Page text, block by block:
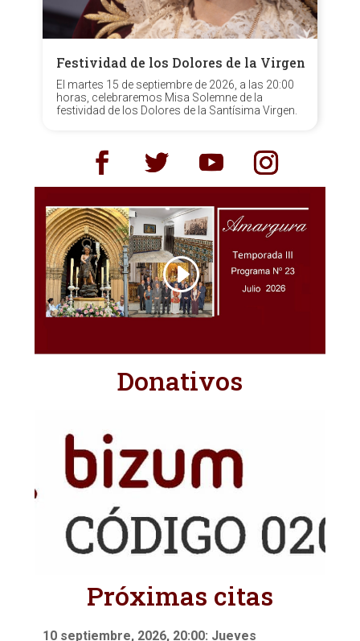
Festividad de los Dolores de la Virgen
El martes 15 de septiembre de 2026, a las 20:00
horas, celebraremos Misa Solemne de la
festividad de los Dolores de la Santísima Virgen.
Donativos
Próximas citas
10 septiembre, 2026, 20:00: Jueves